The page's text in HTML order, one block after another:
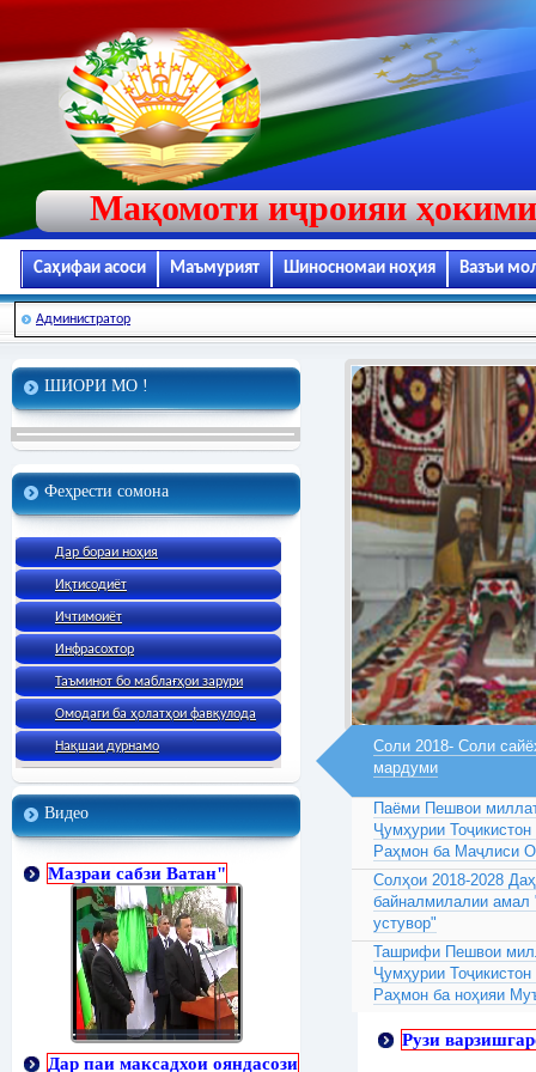
Мақомоти иҷроияи
Саҳифаи асоси Маъмурият Шиносномаи ноҳия Вазъи
Администратор
ШИОРИ МО !
Феҳрести сомона
Дар бораи ноҳия
Иқтисодиёт
Ичтимоиёт
Инфрасохтор
Таъминот бо маблағҳои зарури
Омодаги ба ҳолатҳои фавқулода
Нақшаи дурнамо
Видео
Мазраи сабзи Ватан"
Дар паи максадхои ояндасози
Соли 2018- Соли
мардуми
Паёми Пешвои
Ҷумҳурии
Раҳмон ба Маҷлиси
Солҳои 2018-2028
байналмилалии
устувор"
Ташрифи Пешвои
Ҷумҳурии
Раҳмон ба ноҳияи
Рузи